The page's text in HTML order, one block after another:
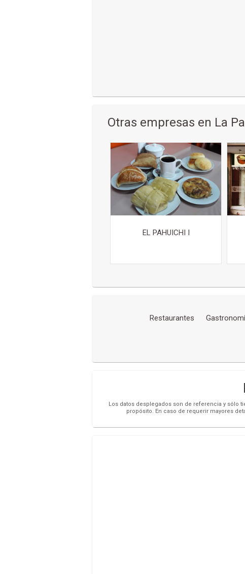
Otras empresas en La
EL PAHUICHI I
Restaurantes
Los datos desplegados son de referencia y sólo
propósito. En caso de requerir mayores